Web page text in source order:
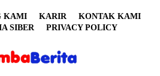
KAMI KARIR
KONTAK KAMI
SIBER
PRIVACY POLICY